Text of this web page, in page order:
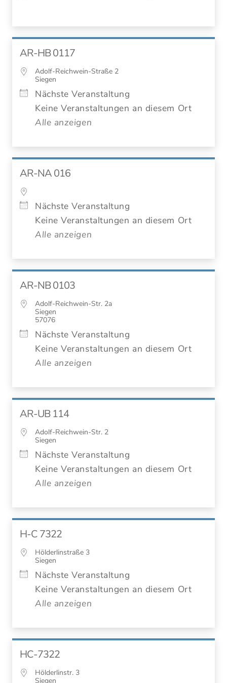
AR-HB 0117
Adolf-Reichwein-Straße 2
Siegen
Nächste Veranstaltung
Keine Veranstaltungen an diesem Ort
Alle anzeigen
AR-NA 016
Nächste Veranstaltung
Keine Veranstaltungen an diesem Ort
Alle anzeigen
AR-NB 0103
Adolf-Reichwein-Str. 2a
Siegen
57076
Nächste Veranstaltung
Keine Veranstaltungen an diesem Ort
Alle anzeigen
AR-UB 114
Adolf-Reichwein-Str. 2
Siegen
Nächste Veranstaltung
Keine Veranstaltungen an diesem Ort
Alle anzeigen
H-C 7322
Hölderlinstraße 3
Siegen
Nächste Veranstaltung
Keine Veranstaltungen an diesem Ort
Alle anzeigen
HC-7322
Hölderlinstr. 3
Siegen